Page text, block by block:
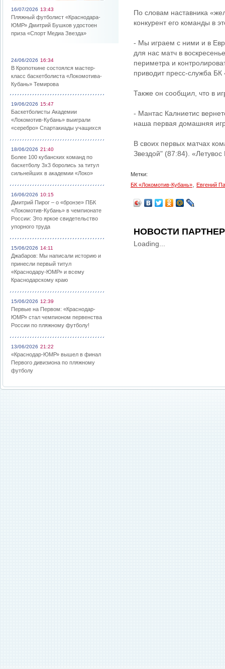
16/07/2026 13:43
Пляжный футболист «Краснодара-
ЮМР» Дмитрий Бушков удостоен
приза «Спорт Медиа Звезда»
24/06/2026 16:34
В Кропоткине состоялся мастер-
класс баскетболиста «Локомотива-
Кубань» Темирова
19/06/2026 15:47
Баскетболисты Академии
«Локомотив-Кубань» выиграли
«серебро» Спартакиады учащихся
18/06/2026 21:40
Более 100 кубанских команд по
баскетболу 3х3 боролись за титул
сильнейших в академии «Локо»
16/06/2026 10:15
Дмитрий Пирог – о «бронзе» ПБК
«Локомотив-Кубань» в чемпионате
России: Это яркое свидетельство
упорного труда
15/06/2026 14:11
Джабаров: Мы написали историю и
принесли первый титул
«Краснодару-ЮМР» и всему
Краснодарскому краю
15/06/2026 12:39
Первые на Первом: «Краснодар-
ЮМР» стал чемпионом первенства
России по пляжному футболу!
13/06/2026 21:22
«Краснодар-ЮМР» вышел в финал
Первого дивизиона по пляжному
футболу
По словам наставника
конкурент его команды в
- Мы играем с ними и в
для нас матч в
периметра и
приводит пресс-служба
Также он сообщил, что в
- Мантас Калниетис
наша первая домашняя
В своих первых матчах
Звездой" (87:84).
Метки:
БК «Локомотив-Кубань»
Евгений
НОВОСТИ
Loading...